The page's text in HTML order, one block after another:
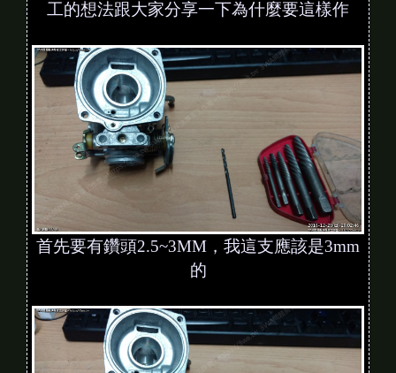
工的想法跟大家分享一下為什麼要這樣作
首先要有鑽頭2.5~3MM，我這支應該是3mm
的